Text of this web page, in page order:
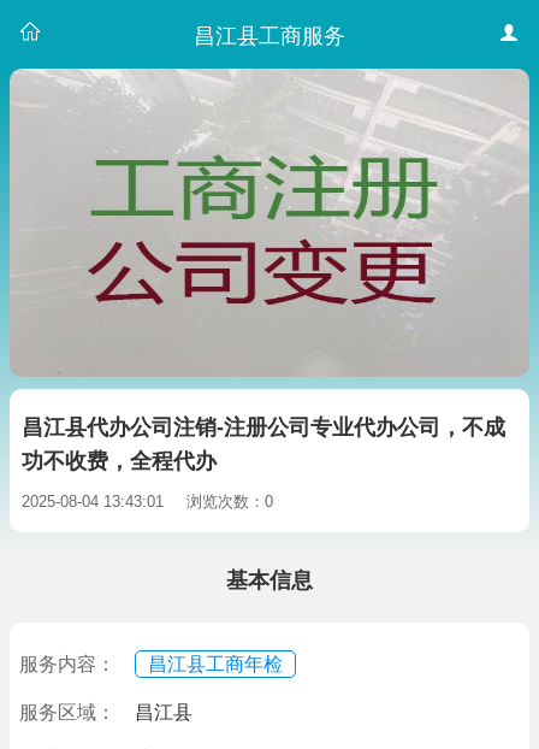
昌江县工商服务
昌江县代办公司注销-注册公司专业代办公司，不成
功不收费，全程代办
2025-08-04 13:43:01 浏览次数：0
基本信息
服务内容： 昌江县工商年检
服务区域： 昌江县